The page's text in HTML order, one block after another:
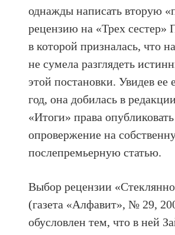
однажды написать вторую
рецензию на «Трех сестер»
в которой призналась, что
не сумела разглядеть
этой постановки. Увидев ее
год, она добилась в
«Итоги» права
опровержение на
послепремьерную статью.
Выбор рецензии
(газета «Алфавит», № 29,
обусловлен тем, что в ней